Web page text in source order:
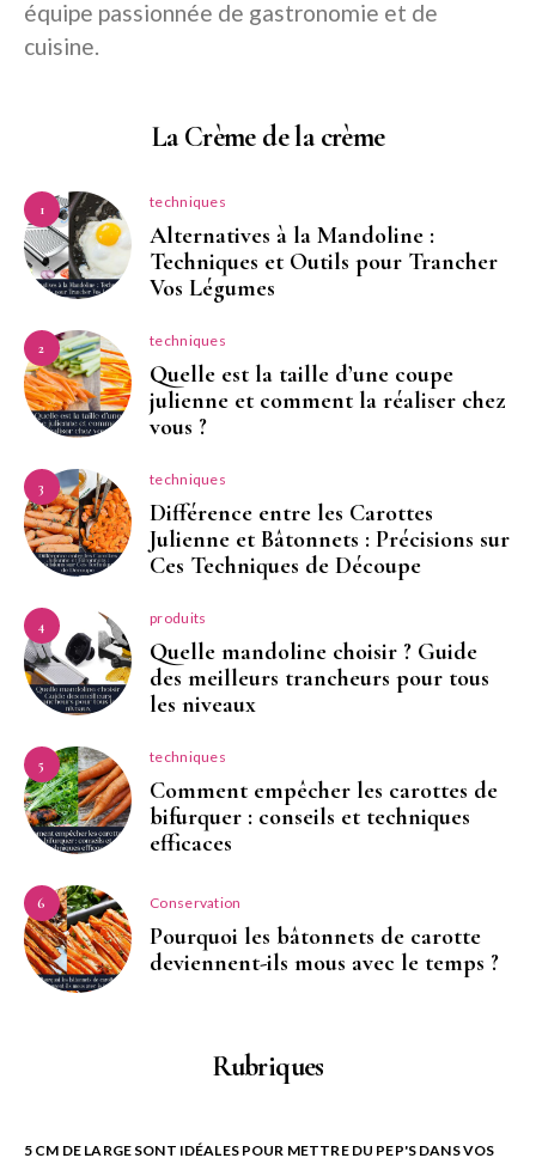
équipe passionnée de gastronomie et de
cuisine.
La Crème de la crème
1 techniques
Alternatives à la Mandoline :
Techniques et Outils pour Trancher
Vos Légumes
2 techniques
Quelle est la taille d’une coupe
julienne et comment la réaliser chez
vous ?
3 techniques
Différence entre les Carottes
Julienne et Bâtonnets : Précisions sur
Ces Techniques de Découpe
4 produits
Quelle mandoline choisir ? Guide
des meilleurs trancheurs pour tous
les niveaux
5 techniques
Comment empêcher les carottes de
bifurquer : conseils et techniques
efficaces
6 Conservation
Pourquoi les bâtonnets de carotte
deviennent-ils mous avec le temps ?
Rubriques
5 CM DE LARGE SONT IDÉALES POUR METTRE DU PEP'S DANS VOS